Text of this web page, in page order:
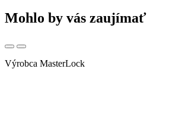
Mohlo by vás zaujímať
Výrobca MasterLock